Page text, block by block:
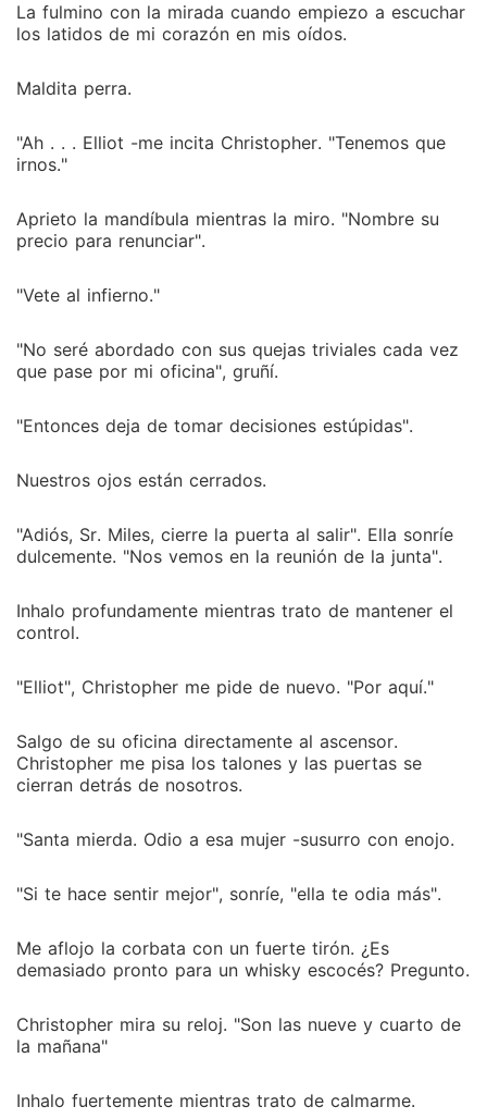
La fulmino con la mirada cuando empiezo a escuchar
los latidos de mi corazón en mis oídos.
Maldita perra.
"Ah . . . Elliot -me incita Christopher. "Tenemos que
irnos."
Aprieto la mandíbula mientras la miro. "Nombre su
precio para renunciar".
"Vete al infierno."
"No seré abordado con sus quejas triviales cada vez
que pase por mi oficina", gruñí.
"Entonces deja de tomar decisiones estúpidas".
Nuestros ojos están cerrados.
"Adiós, Sr. Miles, cierre la puerta al salir". Ella sonríe
dulcemente. "Nos vemos en la reunión de la junta".
Inhalo profundamente mientras trato de mantener el
control.
"Elliot", Christopher me pide de nuevo. "Por aquí."
Salgo de su oficina directamente al ascensor.
Christopher me pisa los talones y las puertas se
cierran detrás de nosotros.
"Santa mierda. Odio a esa mujer -susurro con enojo.
"Si te hace sentir mejor", sonríe, "ella te odia más".
Me aflojo la corbata con un fuerte tirón. ¿Es
demasiado pronto para un whisky escocés? Pregunto.
Christopher mira su reloj. "Son las nueve y cuarto de
la mañana"
Inhalo fuertemente mientras trato de calmarme.